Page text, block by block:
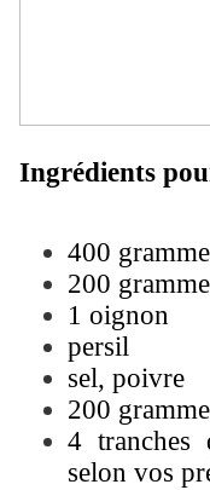
Ingrédients
400
200
1 oignon
persil
sel, poivre
200
4 tranches
selon vos